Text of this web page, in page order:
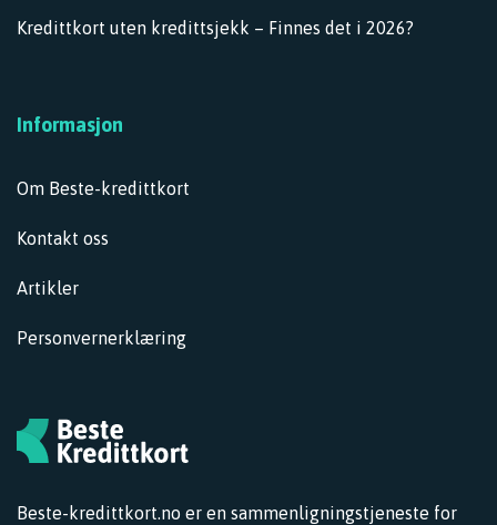
Kredittkort uten kredittsjekk – Finnes det i 2026?
Informasjon
Om Beste-kredittkort
Kontakt oss
Artikler
Personvernerklæring
Beste-kredittkort.no er en sammenligningstjeneste for